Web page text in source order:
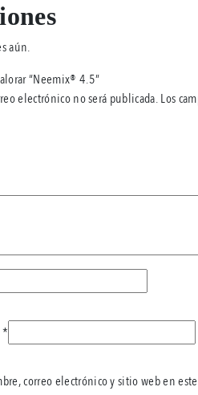
aún.
“Neemix® 4.5”
electrónico no será publicada.Los
*
correo electrónico y sitio web en